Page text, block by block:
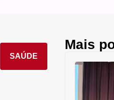
SAÚDE
Mais